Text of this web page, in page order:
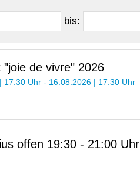
bis:
"joie de vivre" 2026
17:30 Uhr - 16.08.2026 | 17:30 Uhr
offen 19:30 - 21:00 Uhr